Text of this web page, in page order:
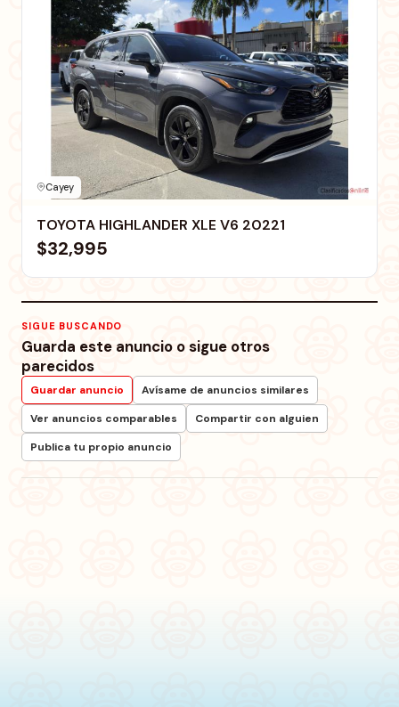
Cayey
TOYOTA HIGHLANDER XLE V6 20221
$32,995
SIGUE BUSCANDO
Guarda este anuncio o sigue otros
parecidos
Guardar anuncio
Avísame de anuncios similares
Ver anuncios comparables
Compartir con alguien
Publica tu propio anuncio